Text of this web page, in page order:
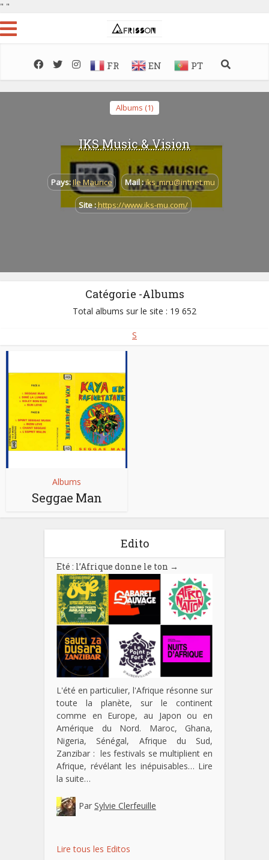
" "
FR EN PT
Albums (1)
IKS Music & Vision
Pays:Ile Maurice Mail :iks_mru@intnet.mu
Site :https://www.iks-mu.com/
Catégorie -Albums
Total albums sur le site : 19 652
S
Albums
Seggae Man
Edito
Eté : l’Afrique donne le ton →
L'été en particulier, l'Afrique résonne sur
toute la planète, sur le continent
comme en Europe, au Japon ou en
Amérique du Nord. Maroc, Ghana,
Nigeria, Sénégal, Afrique du Sud,
Zanzibar : les festivals se multiplient en
Afrique, révélant les inépuisables… Lire
la suite…
Par Sylvie Clerfeuille
Lire tous les Editos